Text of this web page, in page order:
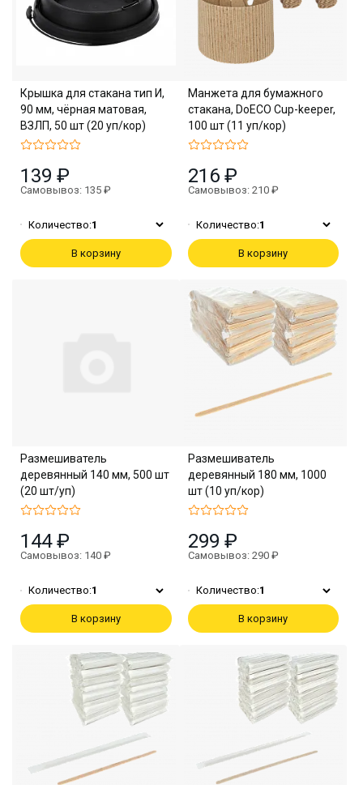
Крышка для стакана тип И,
90 мм, чёрная матовая,
ВЗЛП, 50 шт (20 уп/кор)
139 ₽
Самовывоз: 135 ₽
Количество:1
В корзину
Манжета для бумажного
стакана, DoECO Cup-keeper,
100 шт (11 уп/кор)
216 ₽
Самовывоз: 210 ₽
Количество:1
В корзину
Размешиватель
деревянный 140 мм, 500 шт
(20 шт/уп)
144 ₽
Самовывоз: 140 ₽
Количество:1
В корзину
Размешиватель
деревянный 180 мм, 1000
шт (10 уп/кор)
299 ₽
Самовывоз: 290 ₽
Количество:1
В корзину